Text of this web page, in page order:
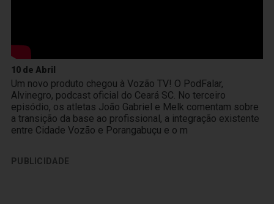
10 de Abril
Um novo produto chegou à Vozão TV! O PodFalar,
Alvinegro, podcast oficial do Ceará SC. No terceiro
episódio, os atletas João Gabriel e Melk comentam sobre
a transição da base ao profissional, a integração existente
entre Cidade Vozão e Porangabuçu e o m
PUBLICIDADE